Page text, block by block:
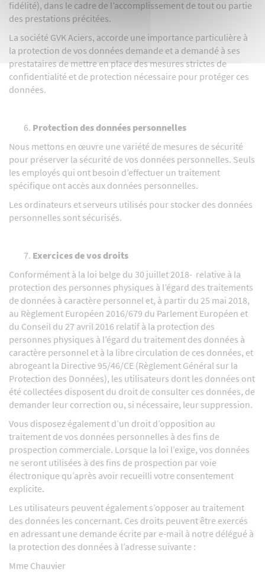
fidélité), dans le cadre de l’accomplissement de tout ou partie
des prestations précitées.
La société GVK Aciers, accorde une importance particulière à
la protection de vos données demande et a demandé à ses
prestataires de mettre en place des mesures strictes de
confidentialité et de protection nécessaire pour protéger ces
données.
Protection des données personnelles
Nous mettons en œuvre une variété de mesures de sécurité
pour préserver la sécurité de vos données personnelles. Seuls
les employés qui ont besoin d’effectuer un traitement
spécifique ont accès aux données personnelles.
Les ordinateurs et serveurs utilisés pour stocker des données
personnelles sont sécurisés.
Exercices de vos droits
Conformément à la loi belge du 30 juillet 2018- relative à la
protection des personnes physiques à l’égard des traitements
de données à caractère personnel et, à partir du 25 mai 2018,
au Règlement Européen 2016/679 du Parlement Européen et
du Conseil du 27 avril 2016 relatif à la protection des
personnes physiques à l’égard du traitement des données à
caractère personnel et à la libre circulation de ces données, et
abrogeant la Directive 95/46/CE (Règlement Général sur la
Protection des Données), les utilisateurs dont les données ont
été collectées disposent du droit de consulter ces données, de
demander leur correction ou, si nécessaire, leur suppression.
Vous disposez également d’un droit d’opposition au
traitement de vos données personnelles à des fins de
prospection commerciale. Lorsque la loi l’exige, vos données
ne seront utilisées à des fins de prospection par voie
électronique qu’après avoir recueilli votre consentement
explicite.
Les utilisateurs peuvent également s’opposer au traitement
des données les concernant. Ces droits peuvent être exercés
en adressant une demande écrite par e-mail à notre délégué à
la protection des données à l’adresse suivante :
Mme Chauvier